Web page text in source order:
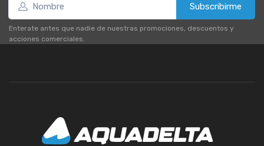
Subscribirme
Enterate antes que nadie de nuestras promociones, descuentos y
acciones comerciales.